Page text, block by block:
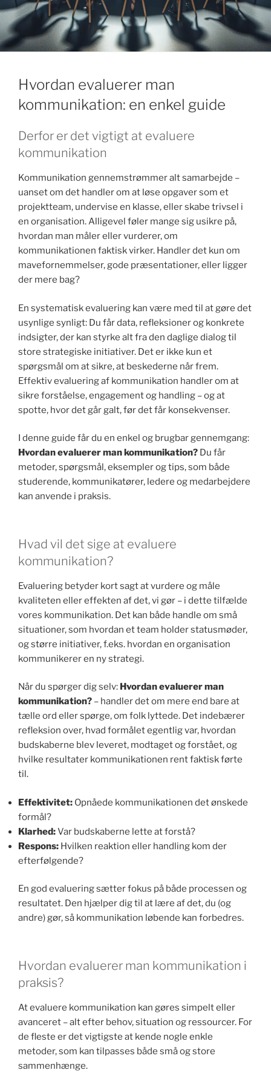
k
Hvordan evaluerer man
kommunikation: en enkel guide
Derfor er det vigtigt at evaluere
kommunikation
Kommunikation gennemstrømmer alt samarbejde –
uanset om det handler om at løse opgaver som et
projektteam, undervise en klasse, eller skabe trivsel i
en organisation. Alligevel føler mange sig usikre på,
hvordan man måler eller vurderer, om
kommunikationen faktisk virker. Handler det kun om
mavefornemmelser, gode præsentationer, eller ligger
der mere bag?
En systematisk evaluering kan være med til at gøre det
usynlige synligt: Du får data, refleksioner og konkrete
indsigter, der kan styrke alt fra den daglige dialog til
store strategiske initiativer. Det er ikke kun et
spørgsmål om at sikre, at beskederne når frem.
Effektiv evaluering af kommunikation handler om at
sikre forståelse, engagement og handling – og at
spotte, hvor det går galt, før det får konsekvenser.
I denne guide får du en enkel og brugbar gennemgang:
Hvordan evaluerer man kommunikation? Du får
metoder, spørgsmål, eksempler og tips, som både
studerende, kommunikatører, ledere og medarbejdere
kan anvende i praksis.
Hvad vil det sige at evaluere
kommunikation?
Evaluering betyder kort sagt at vurdere og måle
kvaliteten eller effekten af det, vi gør – i dette tilfælde
vores kommunikation. Det kan både handle om små
situationer, som hvordan et team holder statusmøder,
og større initiativer, f.eks. hvordan en organisation
kommunikerer en ny strategi.
Når du spørger dig selv: Hvordan evaluerer man
kommunikation? – handler det om mere end bare at
tælle ord eller spørge, om folk lyttede. Det indebærer
refleksion over, hvad formålet egentlig var, hvordan
budskaberne blev leveret, modtaget og forstået, og
hvilke resultater kommunikationen rent faktisk førte
til.
Effektivitet: Opnåede kommunikationen det ønskede
formål?
Klarhed:Var budskaberne lette at forstå?
Respons: Hvilken reaktion eller handling kom der
efterfølgende?
En god evaluering sætter fokus på både processen og
resultatet. Den hjælper dig til at lære af det, du (og
andre) gør, så kommunikation løbende kan forbedres.
Hvordan evaluerer man kommunikation i
praksis?
At evaluere kommunikation kan gøres simpelt eller
avanceret – alt efter behov, situation og ressourcer. For
de fleste er det vigtigste at kende nogle enkle
metoder, som kan tilpasses både små og store
sammenhænge.